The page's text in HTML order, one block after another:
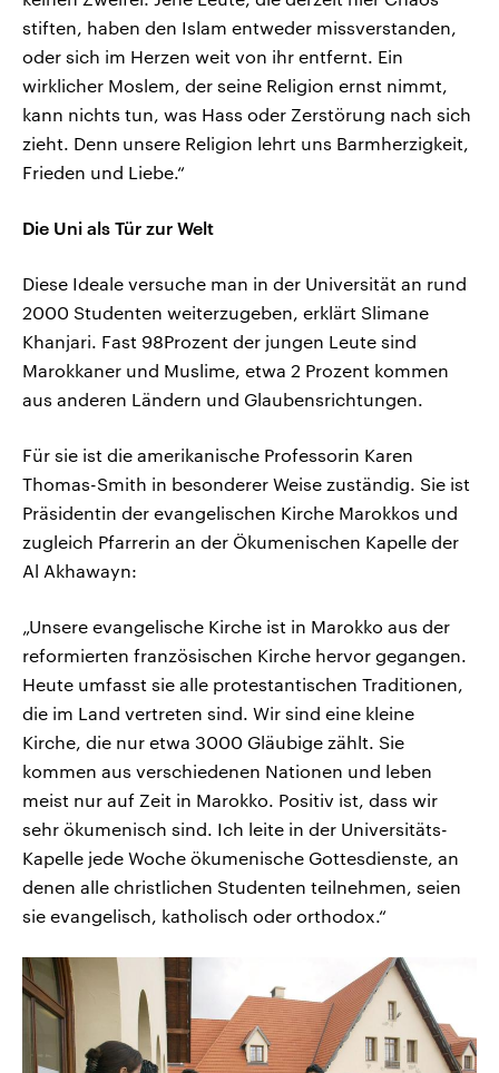
stiften, haben den Islam entweder missverstanden,
oder sich im Herzen weit von ihr entfernt. Ein
wirklicher Moslem, der seine Religion ernst nimmt,
kann nichts tun, was Hass oder Zerstörung nach sich
zieht. Denn unsere Religion lehrt uns Barmherzigkeit,
Frieden und Liebe.“
Die Uni als Tür zur Welt
Diese Ideale versuche man in der Universität an rund
2000 Studenten weiterzugeben, erklärt Slimane
Khanjari. Fast 98Prozent der jungen Leute sind
Marokkaner und Muslime, etwa 2 Prozent kommen
aus anderen Ländern und Glaubensrichtungen.
Für sie ist die amerikanische Professorin Karen
Thomas-Smith in besonderer Weise zuständig. Sie ist
Präsidentin der evangelischen Kirche Marokkos und
zugleich Pfarrerin an der Ökumenischen Kapelle der
Al Akhawayn:
„Unsere evangelische Kirche ist in Marokko aus der
reformierten französischen Kirche hervor gegangen.
Heute umfasst sie alle protestantischen Traditionen,
die im Land vertreten sind. Wir sind eine kleine
Kirche, die nur etwa 3000 Gläubige zählt. Sie
kommen aus verschiedenen Nationen und leben
meist nur auf Zeit in Marokko. Positiv ist, dass wir
sehr ökumenisch sind. Ich leite in der Universitäts-
Kapelle jede Woche ökumenische Gottesdienste, an
denen alle christlichen Studenten teilnehmen, seien
sie evangelisch, katholisch oder orthodox.“